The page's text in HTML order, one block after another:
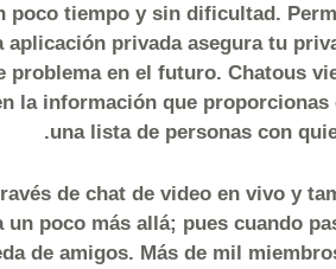
poco tiempo y sin dificultad.
privada asegura tu
en el futuro. Chatous
la información que
una lista de personas con
de chat de video en vivo y
poco más allá; pues cuando
de amigos. Más de mil